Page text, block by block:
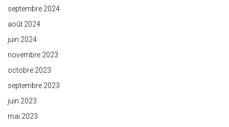
septembre 2024
août 2024
juin 2024
novembre 2023
octobre 2023
septembre 2023
juin 2023
mai 2023